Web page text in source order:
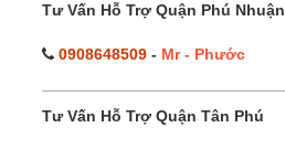
Tư Vấn Hỗ Trợ Quận Phú Nhuận
0908648509 - Mr - Phước
Tư Vấn Hỗ Trợ Quận Tân Phú